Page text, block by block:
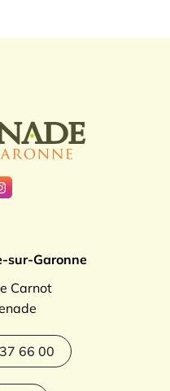
le compte Facebook
vers le compte
sur-Garonne
Carnot
66 00